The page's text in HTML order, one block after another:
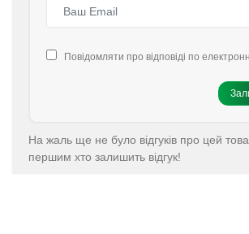
Повідомляти про відповіді по
На жаль ще не було відгуків про цей
першим хто залишить відгук!